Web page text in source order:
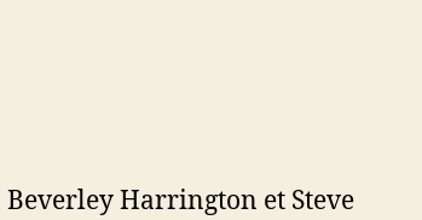
Beverley Harrington et Steve